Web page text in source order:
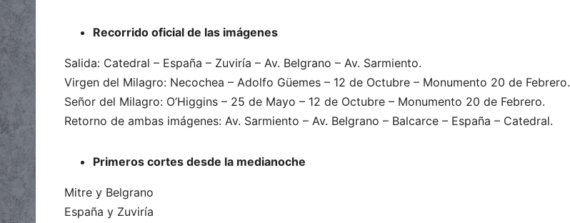
Recorrido oficial de las imágenes
Salida: Catedral – España – Zuviría – Av. Belgrano – Av. Sarmiento.
Virgen del Milagro: Necochea – Adolfo Güemes – 12 de Octubre – Monumento 20 de Febrero.
Señor del Milagro: O’Higgins – 25 de Mayo – 12 de Octubre – Monumento 20 de Febrero.
Retorno de ambas imágenes: Av. Sarmiento – Av. Belgrano – Balcarce – España – Catedral.
Primeros cortes desde la medianoche
Mitre y Belgrano
España y Zuviría